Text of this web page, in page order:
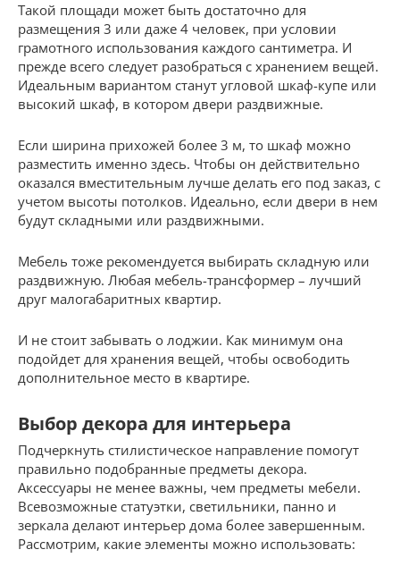
Такой площади может быть достаточно для
размещения 3 или даже 4 человек, при условии
грамотного использования каждого сантиметра. И
прежде всего следует разобраться с хранением вещей.
Идеальным вариантом станут угловой шкаф-купе или
высокий шкаф, в котором двери раздвижные.
Если ширина прихожей более 3 м, то шкаф можно
разместить именно здесь. Чтобы он действительно
оказался вместительным лучше делать его под заказ, с
учетом высоты потолков. Идеально, если двери в нем
будут складными или раздвижными.
Мебель тоже рекомендуется выбирать складную или
раздвижную. Любая мебель-трансформер – лучший
друг малогабаритных квартир.
И не стоит забывать о лоджии. Как минимум она
подойдет для хранения вещей, чтобы освободить
дополнительное место в квартире.
Выбор декора для интерьера
Подчеркнуть стилистическое направление помогут
правильно подобранные предметы декора.
Аксессуары не менее важны, чем предметы мебели.
Всевозможные статуэтки, светильники, панно и
зеркала делают интерьер дома более завершенным.
Рассмотрим, какие элементы можно использовать: